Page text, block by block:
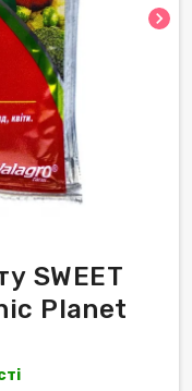
chevron_right
SWEET
Planet